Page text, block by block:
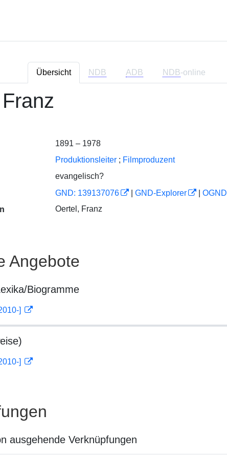
Übersicht NDB ADB NDB-online
1891 – 1978
Produktionsleiter ; Filmproduzent
evangelisch?
GND: 139137076 GND-Explorer OGND
Oertel, Franz
Angebote
Biogramme
]
]
ausgehende Verknüpfungen